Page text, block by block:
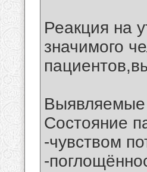
Реакция на
значимого
Состояние
-чувством
-